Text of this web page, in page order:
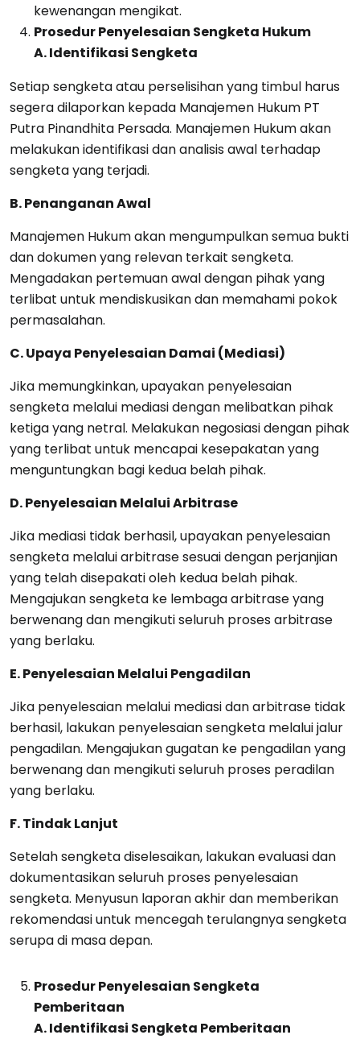
kewenangan mengikat.
Prosedur Penyelesaian Sengketa Hukum
A. Identifikasi Sengketa
Setiap sengketa atau perselisihan yang timbul harus
segera dilaporkan kepada Manajemen Hukum PT
Putra Pinandhita Persada. Manajemen Hukum akan
melakukan identifikasi dan analisis awal terhadap
sengketa yang terjadi.
B. Penanganan Awal
Manajemen Hukum akan mengumpulkan semua bukti
dan dokumen yang relevan terkait sengketa.
Mengadakan pertemuan awal dengan pihak yang
terlibat untuk mendiskusikan dan memahami pokok
permasalahan.
C. Upaya Penyelesaian Damai (Mediasi)
Jika memungkinkan, upayakan penyelesaian
sengketa melalui mediasi dengan melibatkan pihak
ketiga yang netral. Melakukan negosiasi dengan pihak
yang terlibat untuk mencapai kesepakatan yang
menguntungkan bagi kedua belah pihak.
D. Penyelesaian Melalui Arbitrase
Jika mediasi tidak berhasil, upayakan penyelesaian
sengketa melalui arbitrase sesuai dengan perjanjian
yang telah disepakati oleh kedua belah pihak.
Mengajukan sengketa ke lembaga arbitrase yang
berwenang dan mengikuti seluruh proses arbitrase
yang berlaku.
E. Penyelesaian Melalui Pengadilan
Jika penyelesaian melalui mediasi dan arbitrase tidak
berhasil, lakukan penyelesaian sengketa melalui jalur
pengadilan. Mengajukan gugatan ke pengadilan yang
berwenang dan mengikuti seluruh proses peradilan
yang berlaku.
F. Tindak Lanjut
Setelah sengketa diselesaikan, lakukan evaluasi dan
dokumentasikan seluruh proses penyelesaian
sengketa. Menyusun laporan akhir dan memberikan
rekomendasi untuk mencegah terulangnya sengketa
serupa di masa depan.
Prosedur Penyelesaian Sengketa
Pemberitaan
A. Identifikasi Sengketa Pemberitaan